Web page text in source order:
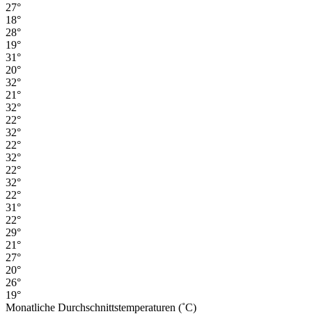
27°
18°
28°
19°
31°
20°
32°
21°
32°
22°
32°
22°
32°
22°
32°
22°
31°
22°
29°
21°
27°
20°
26°
19°
Monatliche Durchschnittstemperaturen (˚C)